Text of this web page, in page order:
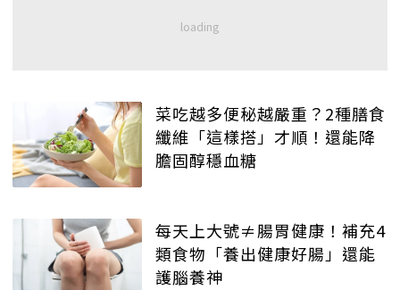
菜吃越多便秘越嚴重？2種膳食
纖維「這樣搭」才順！還能降
膽固醇穩血糖
每天上大號≠腸胃健康！補充4
類食物「養出健康好腸」還能
護腦養神